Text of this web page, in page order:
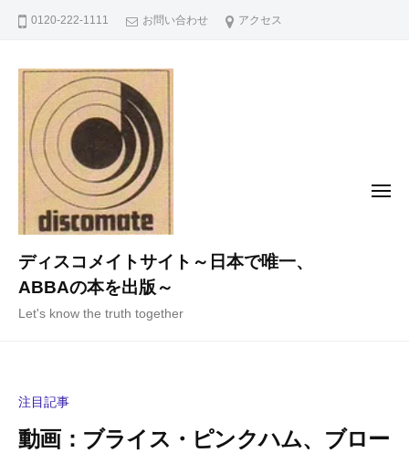
0120-222-1111 お問い合わせ アクセス
ディスコメイトサイト～日本で唯一、
ABBAの本を出版～
Let's know the truth together
メ
注目記事
動画：ブライス・ピンクハム、ブロー